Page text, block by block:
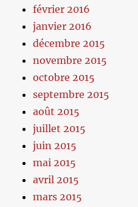
février 2016
janvier 2016
décembre 2015
novembre 2015
octobre 2015
septembre 2015
août 2015
juillet 2015
juin 2015
mai 2015
avril 2015
mars 2015